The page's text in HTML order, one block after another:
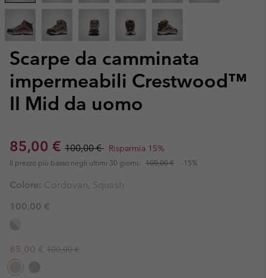
Scarpe da camminata
impermeabili Crestwood™
II Mid da uomo
Sale price:
85,00 € Regular price:
100,00 € Risparmia 15%
Il prezzo più basso negli ultimi 30 giorni: 100,00 € -15%
Colore: Cordovan, Squash
100,00 €
Sale price:
85,00 € Regular price:
100,00 €